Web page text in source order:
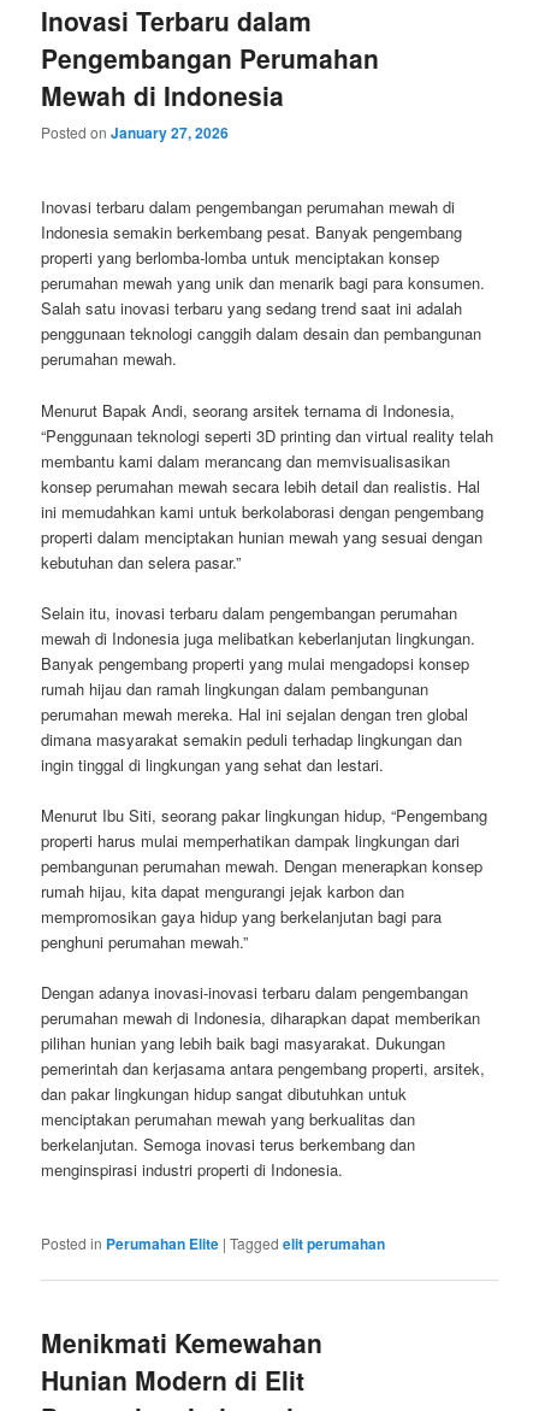
Inovasi Terbaru dalam
Pengembangan Perumahan
Mewah di Indonesia
Posted onJanuary 27, 2026
Inovasi terbaru dalam pengembangan perumahan mewah di
Indonesia semakin berkembang pesat. Banyak pengembang
properti yang berlomba-lomba untuk menciptakan konsep
perumahan mewah yang unik dan menarik bagi para konsumen.
Salah satu inovasi terbaru yang sedang trend saat ini adalah
penggunaan teknologi canggih dalam desain dan pembangunan
perumahan mewah.
Menurut Bapak Andi, seorang arsitek ternama di Indonesia,
“Penggunaan teknologi seperti 3D printing dan virtual reality telah
membantu kami dalam merancang dan memvisualisasikan
konsep perumahan mewah secara lebih detail dan realistis. Hal
ini memudahkan kami untuk berkolaborasi dengan pengembang
properti dalam menciptakan hunian mewah yang sesuai dengan
kebutuhan dan selera pasar.”
Selain itu, inovasi terbaru dalam pengembangan perumahan
mewah di Indonesia juga melibatkan keberlanjutan lingkungan.
Banyak pengembang properti yang mulai mengadopsi konsep
rumah hijau dan ramah lingkungan dalam pembangunan
perumahan mewah mereka. Hal ini sejalan dengan tren global
dimana masyarakat semakin peduli terhadap lingkungan dan
ingin tinggal di lingkungan yang sehat dan lestari.
Menurut Ibu Siti, seorang pakar lingkungan hidup, “Pengembang
properti harus mulai memperhatikan dampak lingkungan dari
pembangunan perumahan mewah. Dengan menerapkan konsep
rumah hijau, kita dapat mengurangi jejak karbon dan
mempromosikan gaya hidup yang berkelanjutan bagi para
penghuni perumahan mewah.”
Dengan adanya inovasi-inovasi terbaru dalam pengembangan
perumahan mewah di Indonesia, diharapkan dapat memberikan
pilihan hunian yang lebih baik bagi masyarakat. Dukungan
pemerintah dan kerjasama antara pengembang properti, arsitek,
dan pakar lingkungan hidup sangat dibutuhkan untuk
menciptakan perumahan mewah yang berkualitas dan
berkelanjutan. Semoga inovasi terus berkembang dan
menginspirasi industri properti di Indonesia.
Posted in Perumahan Elite |Tagged elit perumahan
Menikmati Kemewahan
Hunian Modern di Elit